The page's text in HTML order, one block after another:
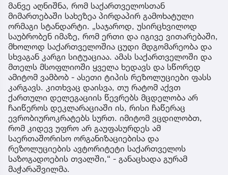
მანვე აღნიშნა, რომ საქართველოსთან
მიმართებაში სახეზეა პირდაპირ გამოხატული
ორმაგი სტანდარტი. „საჯაროდ, უსირცხვილოდ
საუბრობენ იმაზე, რომ ერთი და იგივე ვითარებაში,
მხოლოდ საქართველოშია ცუდი მდგომარეობა და
სხვაგან კარგი სიტუაციაა. ამას საქართველოში და
მთელს მსოფლიოში ყველა ხედავს და სწორედ
ამიტომ ვამბობ - ასეთი ტიპის რეზოლუციები ფასს
კარგავს. კითხვაც დაისვა, თუ რატომ აქვთ
ქართული დელეგაციის წევრებს მცდელობა არ
ჩაიწეროს დეკლარაციაში ის, რისი ჩაწერაც
ევრობიუროკრატებს სურთ. იმიტომ ვცდილობთ,
რომ კიდევ უფრო არ გაუფასურდეს ამ
საერთაშორისო ორგანიზაციებისა და
რეზოლუციების ავტორიტეტი საქართველოს
საზოგადოების თვალში,“ - განაცხადა გურამ
მაჭარაშვილმა.